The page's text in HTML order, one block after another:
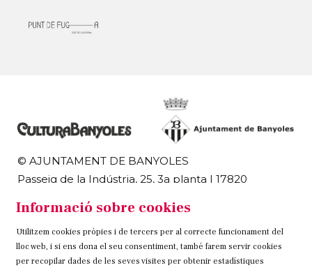
© AJUNTAMENT DE BANYOLES
Passeig de la Indústria, 25, 3a planta | 17820
972 58 18 48 | 972 57 00 50
Sitemap Avís Legal Ús de Cookies Contacteu
Informació sobre cookies
Utilitzem cookies pròpies i de tercers per al correcte funcionament del
lloc web, i si ens dona el seu consentiment, també farem servir cookies
per recopilar dades de les seves visites per obtenir estadístiques